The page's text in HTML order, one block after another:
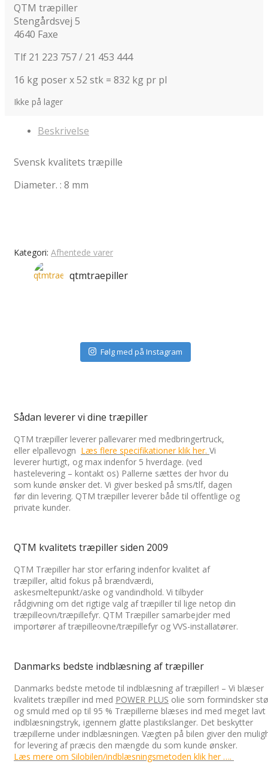
QTM træpiller
Stengårdsvej 5
4640 Faxe
Tlf 21 223 757 / 21 453 444
16 kg poser x 52 stk = 832 kg pr pl
Ikke på lager
Beskrivelse
Svensk kvalitets træpille
Diameter. : 8 mm
Kategori: Afhentede varer
qtmtraepiller
Følg med på Instagram
Sådan leverer vi dine træpiller
QTM træpiller leverer pallevarer med medbringertruck,
eller elpallevogn Læs flere specifikationer klik her. Vi
leverer hurtigt, og max indenfor 5 hverdage. (ved
hastelevering – kontakt os) Pallerne sættes der hvor du
som kunde ønsker det. Vi giver besked på sms/tlf, dagen
før din levering. QTM træpiller leverer både til offentlige og
private kunder.
QTM kvalitets træpiller siden 2009
QTM Træpiller har stor erfaring indenfor kvalitet af
træpiller, altid fokus på brændværdi,
askesmeltepunkt/aske og vandindhold. Vi tilbyder
rådgivning om det rigtige valg af træpiller til lige netop din
træpilleovn/træpillefyr. QTM Træpiller samarbejder med
importører af træpilleovne/træpillefyr og VVS-installatører.
Danmarks bedste indblæsning af træpiller
Danmarks bedste metode til indblæsning af træpiller! – Vi blæser
kvalitets træpiller ind med POWER PLUS olie som formindsker
og smuld med op til 95 % Træpillerne blæses ind med meget lavt
indblæsningstryk, igennem glatte plastikslanger. Det beskytter
træpillerne under indblæsningen. Vægten på bilen giver den
for levering af præcis den mængde du som kunde ønsker.
Læs mere om Silobilen/indblæsningsmetoden klik her ….